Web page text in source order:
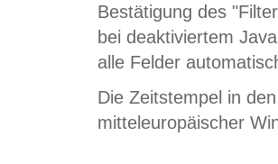
Bestätigung des
bei deaktiviertem
alle Felder
Die Zeitstempel in
mitteleuropäischer